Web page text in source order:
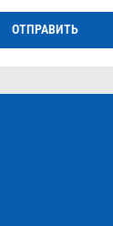
ОТПРАВИТЬ